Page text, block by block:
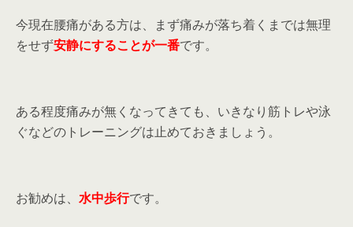
今現在腰痛がある方は、まず痛みが落ち着くまでは無理
をせず安静にすることが一番です。
ある程度痛みが無くなってきても、いきなり筋トレや泳
ぐなどのトレーニングは止めておきましょう。
お勧めは、 水中歩行です。